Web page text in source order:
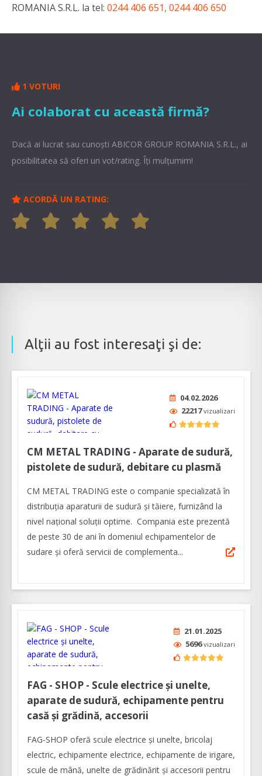
ROMANIA S.R.L. la tel: 0244 406 651, 0244 406 650
1 VOTURI
Ai colaborat cu această firmă?
Dacă ai lucrat sau cunoşti ABICOR GROUP ROMANIA S.R.L., ai
posibilitatea să oferi un vot/rating. Îți mulțumim!
ACORDĂ UN RATING:
Alţii au fost interesaţi şi de:
04.02.2026
22217vizualizari
CM METAL TRADING - Aparate de sudură,
pistolete de sudură, debitare cu plasmă
CM METAL TRADING este o companie specializată în
distribuția aparaturii de sudură şi tăiere, furnizând la
nivel naţional soluţii optime. Compania este prezentă
de peste 30 de ani în domeniul echipamentelor de
sudare și oferă servicii de complementa...
21.01.2025
5696vizualizari
FAG - SHOP - Scule electrice și unelte,
aparate de sudură, echipamente pentru
casă și grădină, accesorii
FAG-SHOP oferă scule electrice și unelte, bricolaj
electric, echipamente electrice, echipamente de irigare,
scule de mână, unelte de grădinărit și accesorii pentru